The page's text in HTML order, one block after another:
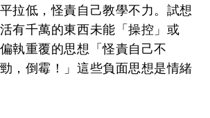
拉低，怪責自己教學不力。試想
有千萬的東西未能「操控」或
執重覆的思想「怪責自己不
，倒霉！」這些負面思想是情緒